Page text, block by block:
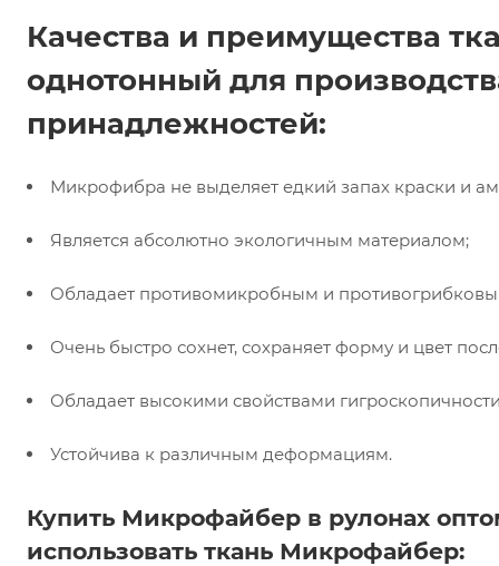
Качества и преимущества
однотонный для
принадлежностей:
Микрофибра не выделяет едкий запах краски и
Является абсолютно экологичным материалом;
Обладает противомикробным и
Очень быстро сохнет, сохраняет форму и цвет
Обладает высокими свойствами
Устойчива к различным деформациям.
Купить Микрофайбер в рулонах
использовать ткань Микрофайбер: